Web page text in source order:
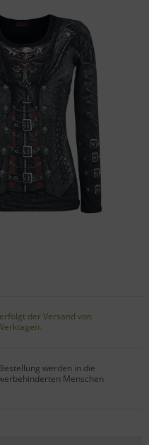
der Versand von
werden in die
Menschen